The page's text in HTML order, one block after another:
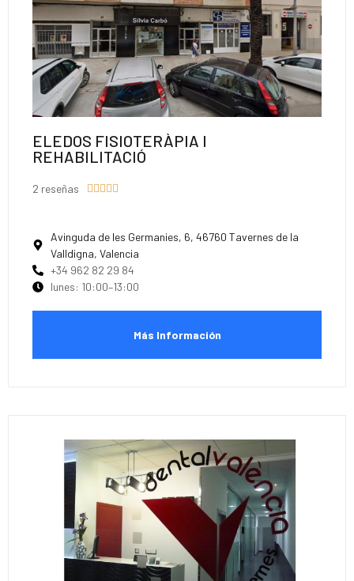
ELEDOS FISIOTERÀPIA I
REHABILITACIÓ
2 reseñas     
Avinguda de les Germanies, 6, 46760 Tavernes de la
Valldigna, Valencia
+34 962 82 29 84
lunes: 10:00–13:00
Más Información